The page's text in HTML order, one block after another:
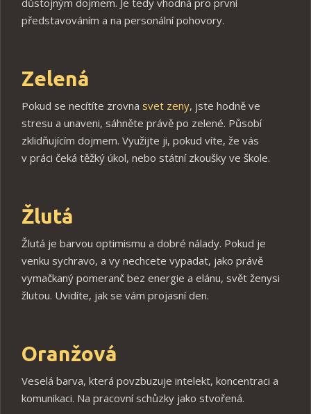
důstojným dojmem. Je tedy vhodná pro první
představováním a na personální pohovory.
Zelená
Pokud se necítíte zrovna svet zeny, jste hodně ve
stresu a unaveni, sáhněte právě po zelené. Působí
zklidňujícím dojmem. Využijte ji, pokud víte, že vás
v práci čeká těžký úkol, nebo státní zkoušky ve škole.
Žlutá
Žlutá je barvou optimismu a dobré nálady. Pokud je
venku sychravo, a vy nechcete vypadat, jako právě
vymačkaný pomeranč bez energie a elánu, svět ženysi
žlutou. Uvidíte, jak se vám projasní den.
Oranžová
Veselá barva, která povzbuzuje intelekt, koncentraci a
komunikaci. Na pracovní schůzky jako stvořená.